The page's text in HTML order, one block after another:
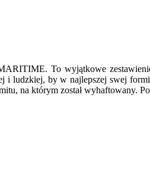
To wyjątkowe
by w najlepszej swej
na którym został wyhaftowany.